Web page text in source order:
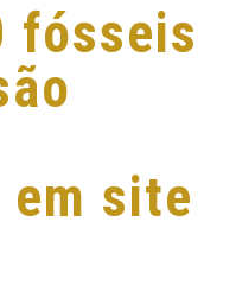
fósseis
site